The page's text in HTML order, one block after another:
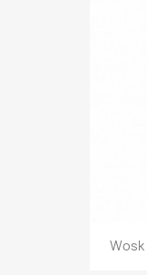
Wosk